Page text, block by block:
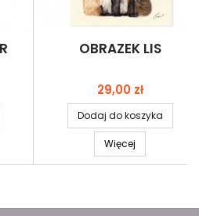
OBRAZEK LIS
Cena
29,00 zł
Dodaj do koszyka
Więcej